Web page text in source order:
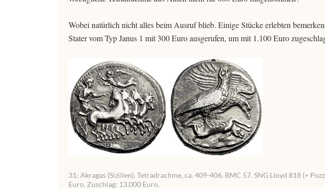
Wobei natürlich nicht alles beim Ausruf blieb. Einige Stücke erlebten
Stater vom Typ Janus 1 mit 300 Euro ausgerufen, um mit 1.100 Euro
31: Akragas (Sizilien). Tetradrachme, ca. 409-406. BMC 57. SNG Lloyd 818 (=
Euro. Zuschlag: 13.000 Euro.